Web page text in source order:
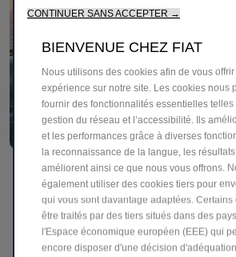
Adoptez le style Pop au volant
Audacieuse, stylée et conçue pour se
Grande Panda Pop est prête à attirer
chaque trajet.
CONTINUER SANS ACCEPTER →
BIENVENUE CHEZ FIAT
Nous utilisons des cookies afin de vous
expérience sur notre site. Les cookies nous
fournir des fonctionnalités essentielles
gestion du réseau et l’accessibilité. Ils
et les performances grâce à diverses
la reconnaissance de la langue, les
améliorent ainsi ce que nous vous offrons.
également utiliser des cookies tiers pour
qui vous sont davantage adaptées.
être traités par des tiers situés dans des
l'Espace économique européen (EEE) qui
encore disposer d'une décision